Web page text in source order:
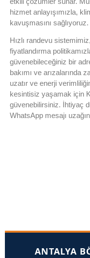
hizmet anlayışımızla,
kavuşmasını sağlıyoruz.
Hızlı randevu
fiyatlandırma
güvenebileceğiniz bir
bakımı ve arızalarında
uzatır ve enerji
kesintisiz yaşamak için
güvenebilirsiniz. İhtiyaç
WhatsApp mesajı
ANTALYA